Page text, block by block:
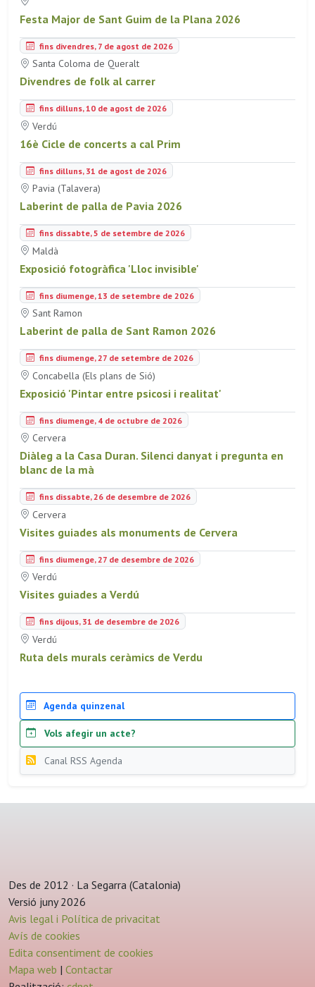
Festa Major de Sant Guim de la Plana 2026
fins divendres, 7 de agost de 2026
Santa Coloma de Queralt
Divendres de folk al carrer
fins dilluns, 10 de agost de 2026
Verdú
16è Cicle de concerts a cal Prim
fins dilluns, 31 de agost de 2026
Pavia (Talavera)
Laberint de palla de Pavia 2026
fins dissabte, 5 de setembre de 2026
Maldà
Exposició fotogràfica 'Lloc invisible'
fins diumenge, 13 de setembre de 2026
Sant Ramon
Laberint de palla de Sant Ramon 2026
fins diumenge, 27 de setembre de 2026
Concabella (Els plans de Sió)
Exposició 'Pintar entre psicosi i realitat'
fins diumenge, 4 de octubre de 2026
Cervera
Diàleg a la Casa Duran. Silenci danyat i pregunta en
blanc de la mà
fins dissabte, 26 de desembre de 2026
Cervera
Visites guiades als monuments de Cervera
fins diumenge, 27 de desembre de 2026
Verdú
Visites guiades a Verdú
fins dijous, 31 de desembre de 2026
Verdú
Ruta dels murals ceràmics de Verdu
Agenda quinzenal
Vols afegir un acte?
Canal RSS Agenda
Des de 2012 · La Segarra (Catalonia)
Versió juny 2026
Avis legal i Política de privacitat
Avís de cookies
Edita consentiment de cookies
Mapa web | Contactar